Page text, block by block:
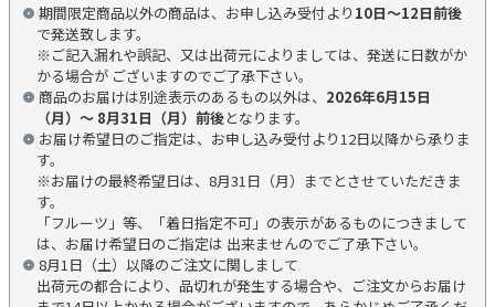
期間限定商品以外の商品は、お申し込み受付より 10日～12日前後
で発送致します。
※ご記入漏れや誤記、又は出荷元によりましては、発送に日数がか
かる場合が ございますのでご了承下さい。
商品のお届けは別途表示のあるもの以外は、 2026年6月15日
（月）～ 8月31日（月）前後となります。
お届け希望日のご指定は、お申し込み受付より12日以降から承りま
す。
※お届けの最終希望日は、8月31日（月）までとさせていただきま
す。
「フルーツ」等、「着日指定不可」の表示があるものにつきまして
は、お届け希望日のご指定は 出来ませんのでご了承下さい。
8月1日（土）以降のご注文に関しまして
出荷元の都合により、品切れが発生する場合や、ご注文からお届け